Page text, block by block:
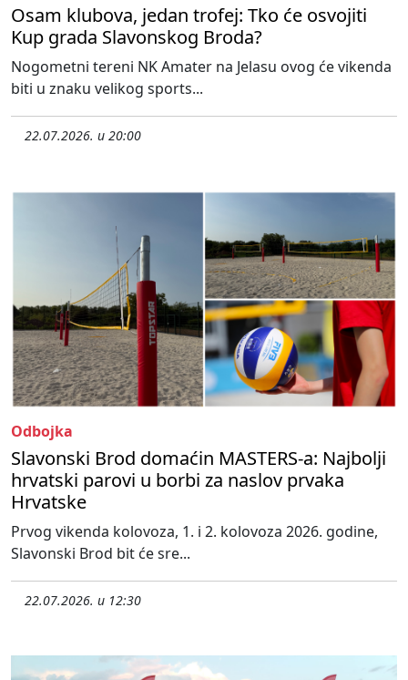
Osam klubova, jedan trofej: Tko će osvojiti
Kup grada Slavonskog Broda?
Nogometni tereni NK Amater na Jelasu ovog će vikenda
biti u znaku velikog sports...
22.07.2026. u 20:00
Odbojka
Slavonski Brod domaćin MASTERS-a: Najbolji
hrvatski parovi u borbi za naslov prvaka
Hrvatske
Prvog vikenda kolovoza, 1. i 2. kolovoza 2026. godine,
Slavonski Brod bit će sre...
22.07.2026. u 12:30